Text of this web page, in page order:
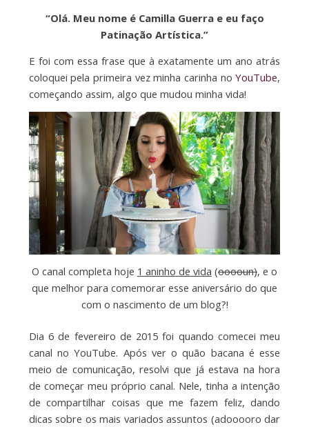
“Olá. Meu nome é Camilla Guerra e eu faço
Patinação Artística.”
E foi com essa frase que à exatamente um ano atrás
coloquei pela primeira vez minha carinha noYouTube,
começando assim, algo que mudou minha vida!
O canal completa hoje 1 aninho de vida (ooooun), e o
que melhor para comemorar esse aniversário do que
com o nascimento de um blog?!
Dia 6 de fevereiro de 2015 foi quando comecei meu
canal no YouTube. Após ver o quão bacana é esse
meio de comunicação, resolvi que já estava na hora
de começar meu próprio canal. Nele, tinha a intenção
de compartilhar coisas que me fazem feliz, dando
dicas sobre os mais variados assuntos (adooooro dar